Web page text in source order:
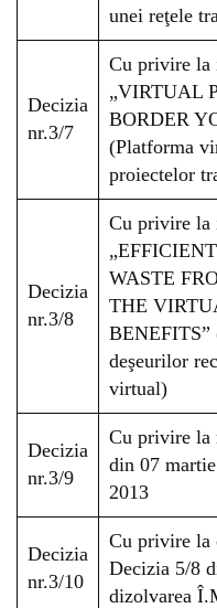
unei reţele
Decizia
nr.3/7
Cu privire la
„VIRTUAL
BORDER
(Platforma
proiectelor
Decizia
nr.3/8
Cu privire la
WASTE
THE
BENEFITS”
deşeurilor
virtual)
Decizia
nr.3/9
Cu privire la
din 07
2013
Decizia
nr.3/10
Cu privire la
Decizia 5/8
dizolvarea